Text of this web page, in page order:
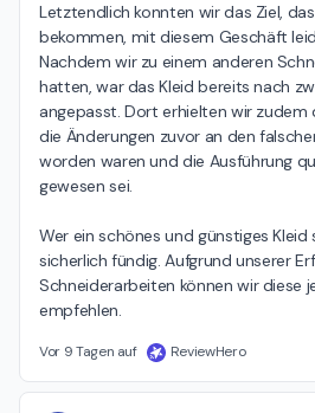
Letztendlich konnten wir das Ziel,
bekommen, mit diesem Geschäft
Nachdem wir zu einem anderen
hatten, war das Kleid bereits nach
angepasst. Dort erhielten wir zudem
die Änderungen zuvor an den
worden waren und die Ausführung
gewesen sei.
Wer ein schönes und günstiges
sicherlich fündig. Aufgrund unserer
Schneiderarbeiten können wir diese
empfehlen.
Vor 9 Tagen auf ReviewHero